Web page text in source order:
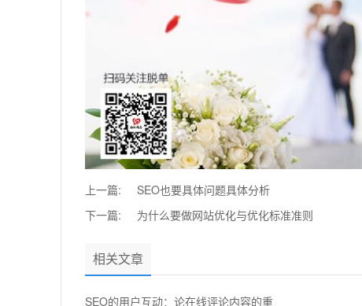
上一篇:
SEO也要具体问题具体分析
下一篇:
为什么要做网站优化与优化标准准则
相关文章
SEO的用户互动：论在线评论内容的重